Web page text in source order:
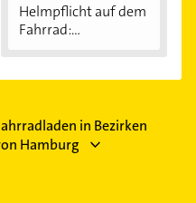
Helmpflicht auf dem
Fahrrad:
in Bezirken
Hamburg